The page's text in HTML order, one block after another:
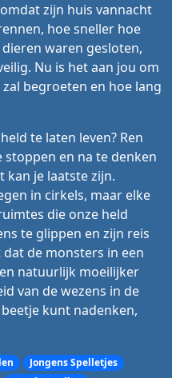
zijn huis vannacht
hoe sneller hoe
waren gesloten,
Nu is het aan jou om
begroeten en hoe lang
te laten leven? Ren
en na te denken
kan je laatste zijn.
in cirkels, maar elke
die onze held
te glippen en zijn reis
de monsters in een
natuurlijk moeilijker
van de wezens in de
kunt nadenken,
Jongens Spelletjes